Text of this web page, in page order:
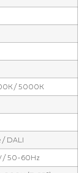
/ 5000K
/ DALI
/ 50-60Hz